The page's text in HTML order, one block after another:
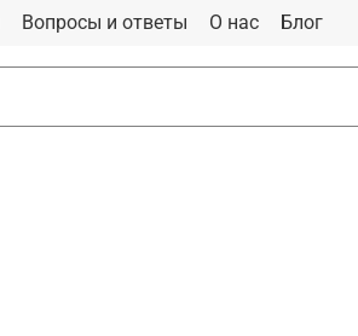
Вопросы и ответы О нас Блог